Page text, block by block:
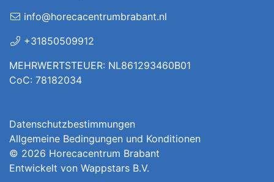
info@horecacentrumbrabant.nl
+31850509912
MEHRWERTSTEUER: NL861293460B01
CoC: 78182034
Datenschutzbestimmungen
Allgemeine Bedingungen und Konditionen
© 2026 Horecacentrum Brabant
Entwickelt von Wappstars B.V.